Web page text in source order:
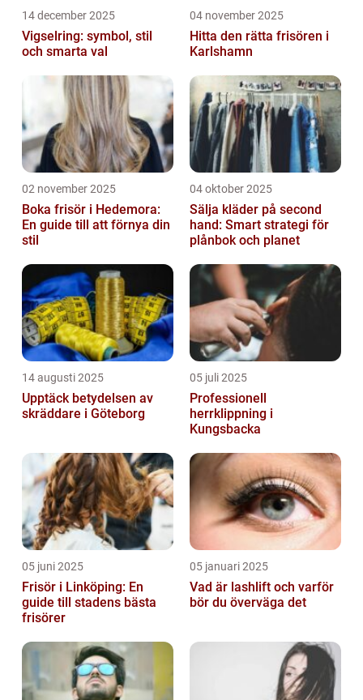
14 december 2025
Vigselring: symbol, stil
och smarta val
04 november 2025
Hitta den rätta frisören i
Karlshamn
02 november 2025
Boka frisör i Hedemora:
En guide till att förnya din
stil
04 oktober 2025
Sälja kläder på second
hand: Smart strategi för
plånbok och planet
14 augusti 2025
Upptäck betydelsen av
skräddare i Göteborg
05 juli 2025
Professionell
herrklippning i
Kungsbacka
05 juni 2025
Frisör i Linköping: En
guide till stadens bästa
frisörer
05 januari 2025
Vad är lashlift och varför
bör du överväga det